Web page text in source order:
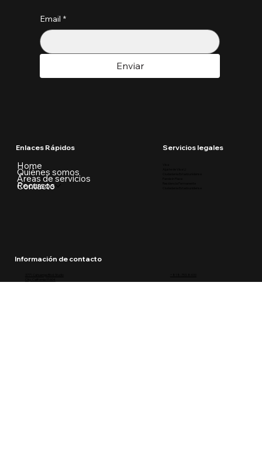
Email *
Enviar
Enlaces Rápidos
Home
Quiénes somos
Áreas de servicios
Recursos
Contacto
Servicios legales
Información de contacto